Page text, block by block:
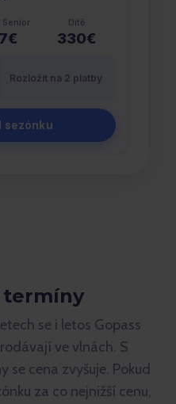
Dítě
330€
Rozložit na 2 platby
sezónku
termíny
se i letos Gopass
ve vlnách. S
se cena zvyšuje. Pokud
za co nejnižší cenu,